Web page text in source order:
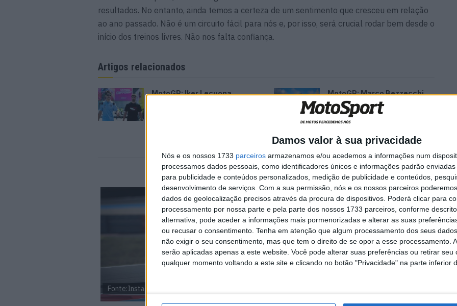
Damos valor à sua privacidade
Nós e os nossos 1733 parceiros armazenamos e/ou acedemos a informações num
processamos dados pessoais, como identificadores únicos e informações padrão
para publicidade e conteúdos personalizados, medição de publicidade e conteúdos,
desenvolvimento de serviços. Com a sua permissão, nós e os nossos parceiros
dados de geolocalização precisos através da procura de dispositivos. Poderá clicar para
processamento por nossa parte e pela parte dos nossos 1733 parceiros, conforme
alternativa, pode aceder a informações mais pormenorizadas e alterar as suas
ou recusar o consentimento. Tenha em atenção que algum processamento dos seus
não exigir o seu consentimento, mas que tem o direito de se opor a esse processamento.
serão aplicadas apenas a este website. Você pode alterar suas preferências ou retirar seu
qualquer momento voltando a este site e clicando no botão "Privacidade" na parte inferior
resultados. No entanto, ainda temos a certeza de um sentimento que cresceu em relação
ao ano passado. Não é um circuito fácil para nós e, por isso, será crucial rodar bem desde o
início dos treinos livres. Não nos falta confiança.
Artigos relacionados
MotoGP: Iker Lecuona
MotoGP: Marco Bezzecchi
recebe luz verde para correr
em Silverstone
6 AGOSTO, 2026
Fonte:Instagram/ abautista19